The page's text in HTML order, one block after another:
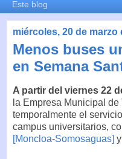
miércoles, 20 de marzo
Menos buses
en Semana
A partir del viernes 22
la Empresa Municipal
temporalmente el
campus universitarios,
[Moncloa-Somosaguas] y